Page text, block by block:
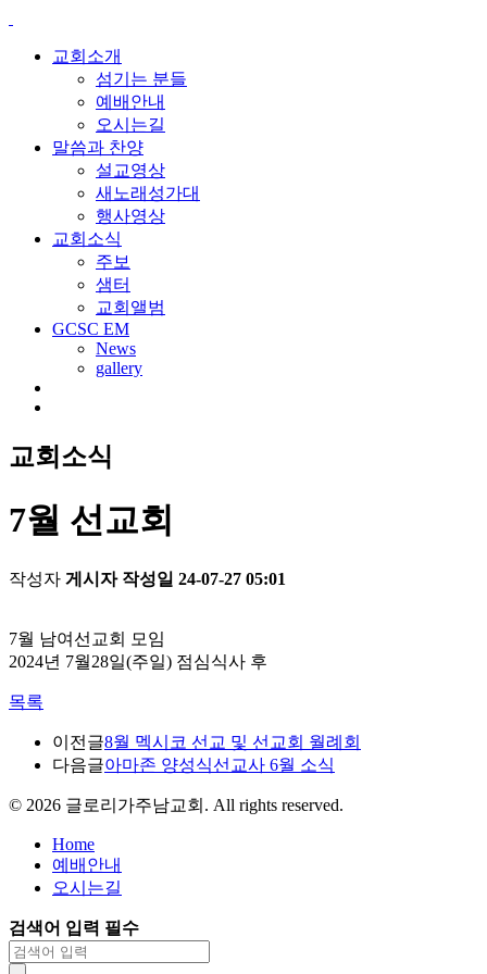
교회소개
섬기는 분들
예배안내
오시는길
말씀과 찬양
설교영상
새노래성가대
행사영상
교회소식
주보
샘터
교회앨범
GCSC EM
News
gallery
교회소식
7월 선교회
작성자 게시자 작성일 24-07-27 05:01
7월 남여선교회 모임
2024년 7월28일(주일) 점심식사 후
목록
이전글8월 멕시코 선교 및 선교회 월례회
다음글아마존 양성식선교사 6월 소식
© 2026 글로리가주남교회. All rights reserved.
Home
예배안내
오시는길
검색어 입력 필수